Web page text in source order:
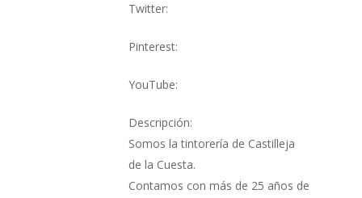
Twitter:
Pinterest:
YouTube:
Descripción:
Somos la tintorería de Castilleja
de la Cuesta.
Contamos con más de 25 años de